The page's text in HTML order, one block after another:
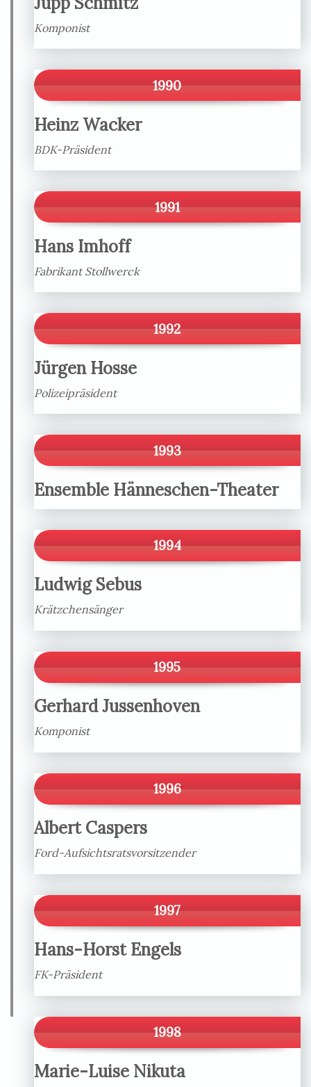
Komponist
1990
Heinz Wacker
BDK-Präsident
1991
Hans Imhoff
Fabrikant Stollwerck
1992
Jürgen Hosse
Polizeipräsident
1993
Ensemble Hänneschen-Theater
1994
Ludwig Sebus
Krätzchensänger
1995
Gerhard Jussenhoven
Komponist
1996
Albert Caspers
Ford-Aufsichtsratsvorsitzender
1997
Hans-Horst Engels
FK-Präsident
1998
Marie-Luise Nikuta